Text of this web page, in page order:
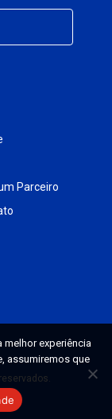
Parceiro
experiência
assumiremos que